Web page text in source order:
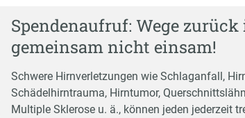
Spendenaufruf: Wege zurück
gemeinsam nicht einsam!
Schwere Hirnverletzungen wie Schlaganfall,
Schädelhirntrauma, Hirntumor,
Multiple Sklerose u. ä., können jeden jederzeit